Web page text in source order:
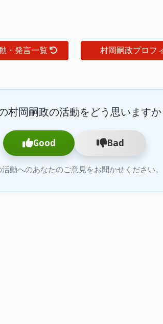
・発言一覧 村岡嗣政プロフ
村岡嗣政の活動をどう思いますか
Good Bad
活動へのあなたのご意見をお聞かせください。